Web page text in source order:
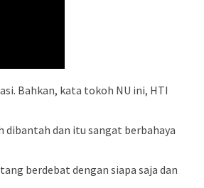
Bahkan, kata tokoh NU ini, HTI
dibantah dan itu sangat berbahaya
berdebat dengan siapa saja dan